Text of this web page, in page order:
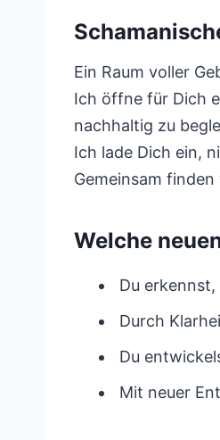
Ein Raum voller
Ich öffne für Dich
nachhaltig zu
Ich lade Dich ein,
Gemeinsam
Welche
Du
Durch
Du
Mit neuer